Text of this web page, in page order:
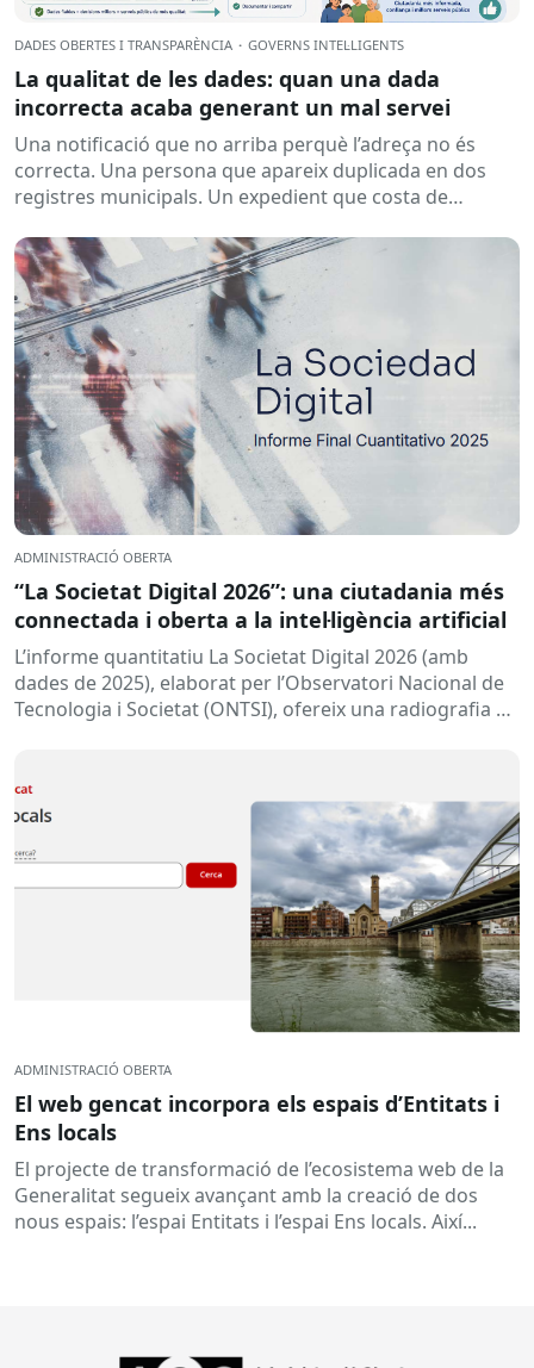
DADES OBERTES I TRANSPARÈNCIA · GOVERNS INTEL·LIGENTS
La qualitat de les dades: quan una dada
incorrecta acaba generant un mal servei
Una notificació que no arriba perquè l’adreça no és
correcta. Una persona que apareix duplicada en dos
registres municipals. Un expedient que costa de
ADMINISTRACIÓ OBERTA
“La Societat Digital 2026”: una ciutadania més
connectada i oberta a la intel·ligència artificial
L’informe quantitatiu La Societat Digital 2026 (amb
dades de 2025), elaborat per l’Observatori Nacional de
Tecnologia i Societat (ONTSI), ofereix una radiografia de
ADMINISTRACIÓ OBERTA
El web gencat incorpora els espais d’Entitats i
Ens locals
El projecte de transformació de l’ecosistema web de la
Generalitat segueix avançant amb la creació de dos
nous espais: l’espai Entitats i l’espai Ens locals. Així...